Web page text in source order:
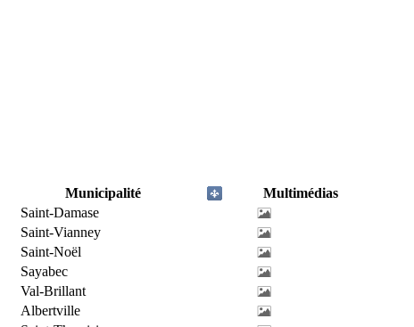
Municipalité
Multimédias
Saint-Damase
Saint-Vianney
Saint-Noël
Sayabec
Val-Brillant
Albertville